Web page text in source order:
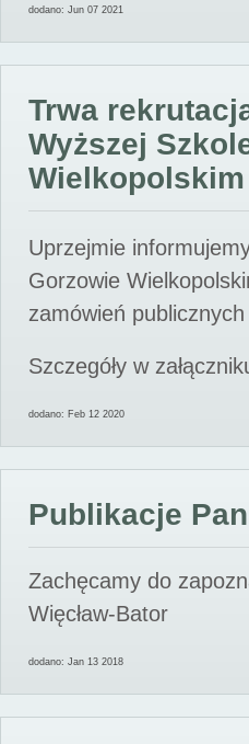
dodano: Jun 07 2021
Trwa
Wyższej
Wielkopolskim
Uprzejmie
Gorzowie
zamówień publicznych
Szczegóły w
dodano: Feb 12 2020
Publikacje
Zachęcamy do
Więcław-Bator
dodano: Jan 13 2018